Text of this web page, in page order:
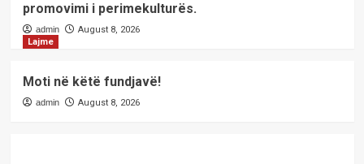
promovimi i perimekulturës.
admin
August 8, 2026
Lajme
Moti në këtë fundjavë!
admin August 8, 2026